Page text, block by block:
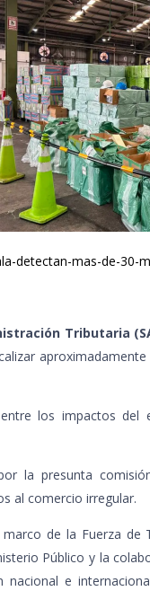
detectan-mas-de-30-
Tributaria
los impactos del
la presunta
al comercio irregular.
de la Fuerza
Público y la
nacional e